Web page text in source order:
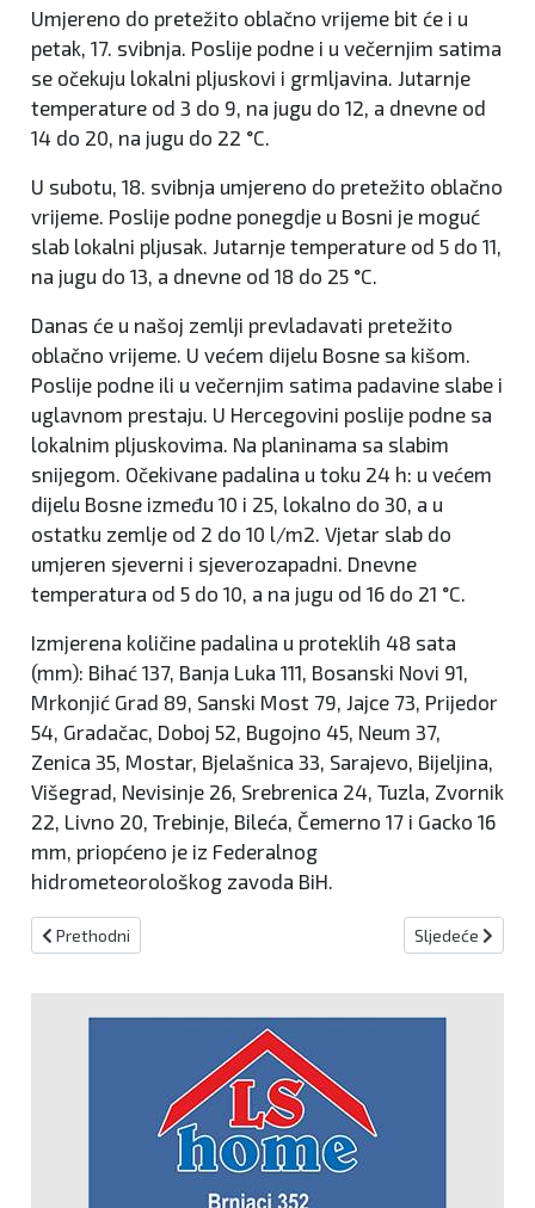
Umjereno do pretežito oblačno vrijeme bit će i u
petak, 17. svibnja. Poslije podne i u večernjim satima
se očekuju lokalni pljuskovi i grmljavina. Jutarnje
temperature od 3 do 9, na jugu do 12, a dnevne od
14 do 20, na jugu do 22 °C.
U subotu, 18. svibnja umjereno do pretežito oblačno
vrijeme. Poslije podne ponegdje u Bosni je moguć
slab lokalni pljusak. Jutarnje temperature od 5 do 11,
na jugu do 13, a dnevne od 18 do 25 °C.
Danas će u našoj zemlji prevladavati pretežito
oblačno vrijeme. U većem dijelu Bosne sa kišom.
Poslije podne ili u večernjim satima padavine slabe i
uglavnom prestaju. U Hercegovini poslije podne sa
lokalnim pljuskovima. Na planinama sa slabim
snijegom. Očekivane padalina u toku 24 h: u većem
dijelu Bosne između 10 i 25, lokalno do 30, a u
ostatku zemlje od 2 do 10 l/m2. Vjetar slab do
umjeren sjeverni i sjeverozapadni. Dnevne
temperatura od 5 do 10, a na jugu od 16 do 21 °C.
Izmjerena količine padalina u proteklih 48 sata
(mm): Bihać 137, Banja Luka 111, Bosanski Novi 91,
Mrkonjić Grad 89, Sanski Most 79, Jajce 73, Prijedor
54, Gradačac, Doboj 52, Bugojno 45, Neum 37,
Zenica 35, Mostar, Bjelašnica 33, Sarajevo, Bijeljina,
Višegrad, Nevisinje 26, Srebrenica 24, Tuzla, Zvornik
22, Livno 20, Trebinje, Bileća, Čemerno 17 i Gacko 16
mm, priopćeno je iz Federalnog
hidrometeorološkog zavoda BiH.
Prethodni članak: Foto: Bučići opet poplavljeni i ostavljeni
Prethodni Sljedeći
Sljedeće